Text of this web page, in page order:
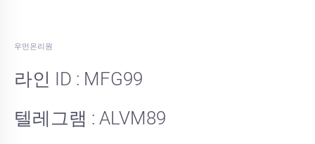
우먼온리원
라인 ID : MFG99
텔레그램 : ALVM89